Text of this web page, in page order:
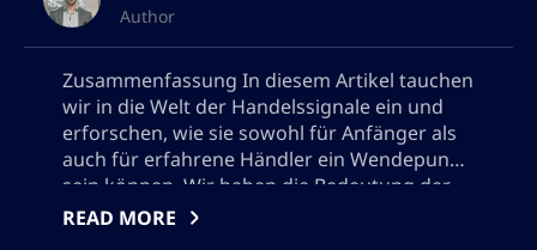
Author
Zusammenfassung In diesem Artikel tauchen
wir in die Welt der Handelssignale ein und
erforschen, wie sie sowohl für Anfänger als
auch für erfahrene Händler ein Wendepunkt
sein können. Wir haben die Bedeutung der
Auswahl des richtigen Handelssignal-
READ MORE